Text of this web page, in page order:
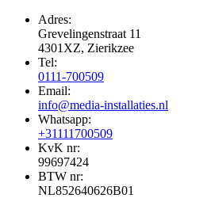
Adres:
Grevelingenstraat 11
4301XZ, Zierikzee
Tel:
0111-700509
Email:
info@media-installaties.nl
Whatsapp:
+31111700509
KvK nr:
99697424
BTW nr:
NL852640626B01